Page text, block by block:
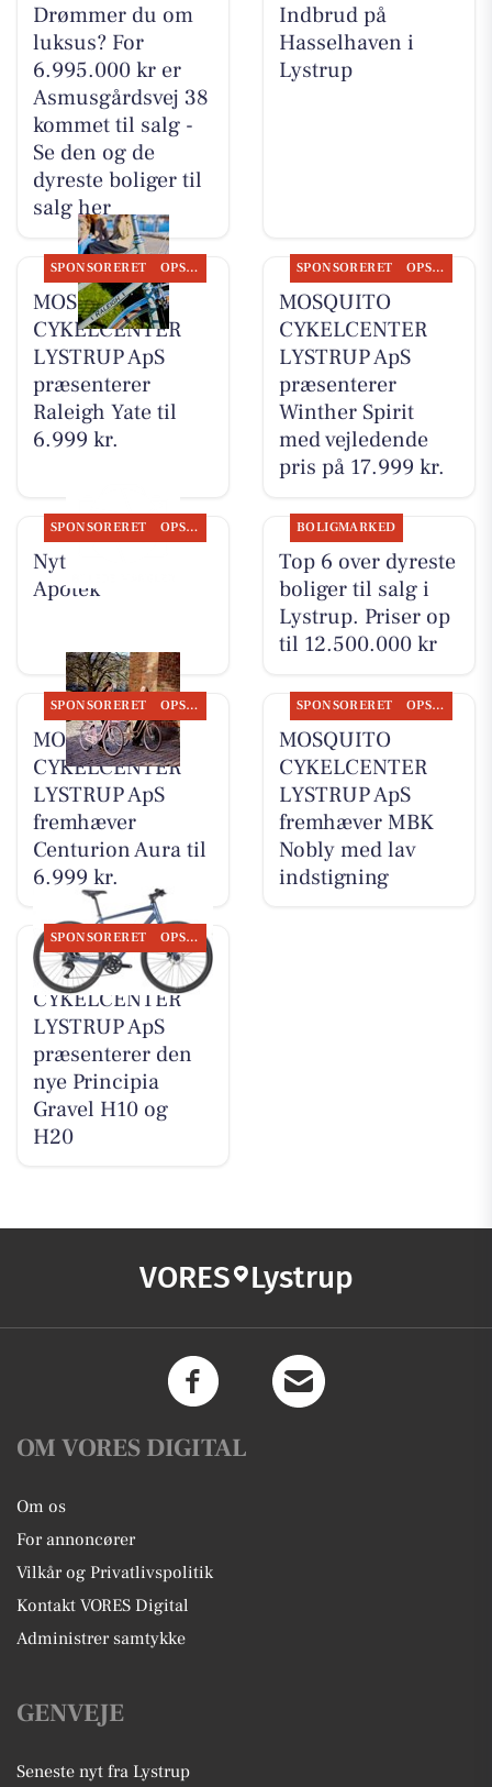
Drømmer du om
luksus? For
6.995.000 kr er
Asmusgårdsvej 38
kommet til salg -
Se den og de
dyreste boliger til
salg her
Indbrud på
Hasselhaven i
Lystrup
SPONSORERET OPSLAGSTAVLEN
MOSQUITO
CYKELCENTER
LYSTRUP ApS
præsenterer
Raleigh Yate til
6.999 kr.
SPONSORERET OPSLAGSTAVLEN
MOSQUITO
CYKELCENTER
LYSTRUP ApS
præsenterer
Winther Spirit
med vejledende
pris på 17.999 kr.
SPONSORERET OPSLAGSTAVLEN
Nyt fra Lystrup
Apotek
BOLIGMARKED
Top 6 over dyreste
boliger til salg i
Lystrup. Priser op
til 12.500.000 kr
SPONSORERET OPSLAGSTAVLEN
MOSQUITO
CYKELCENTER
LYSTRUP ApS
fremhæver
Centurion Aura til
6.999 kr.
SPONSORERET OPSLAGSTAVLEN
MOSQUITO
CYKELCENTER
LYSTRUP ApS
fremhæver MBK
Nobly med lav
indstigning
SPONSORERET OPSLAGSTAVLEN
MOSQUITO
CYKELCENTER
LYSTRUP ApS
præsenterer den
nye Principia
Gravel H10 og
H20
VORES Lystrup
OM VORES DIGITAL
Om os
For annoncører
Vilkår og Privatlivspolitik
Kontakt VORES Digital
Administrer samtykke
GENVEJE
Seneste nyt fra Lystrup